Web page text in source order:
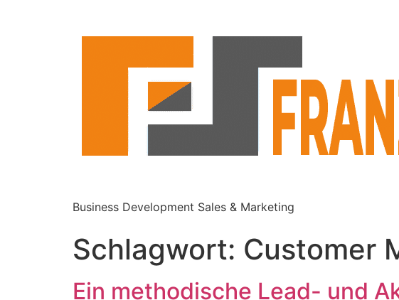
Business Development Sales & Marketing
Schlagwort: Customer
Ein methodische Lead- und